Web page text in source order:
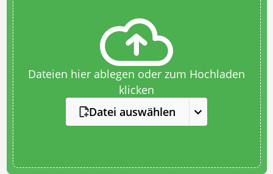
Dateien hier ablegen oder zum Hochladen
klicken
Datei auswählen